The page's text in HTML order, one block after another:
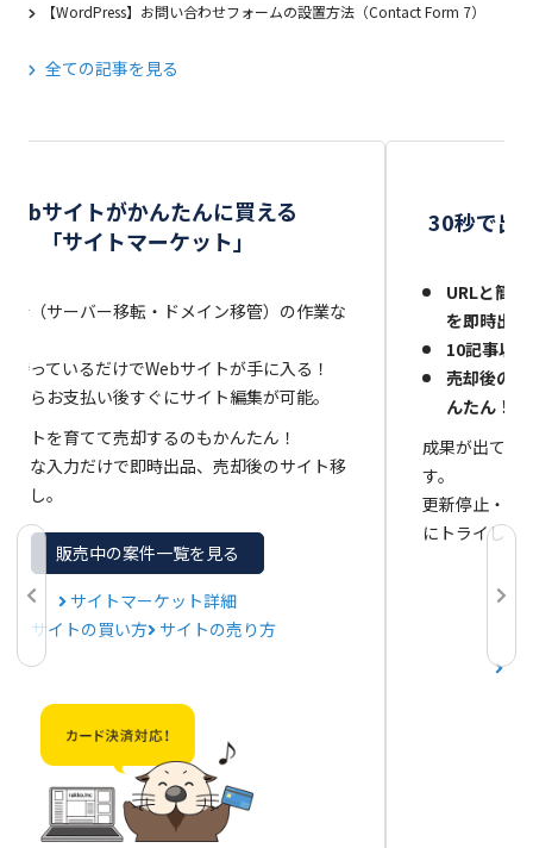
【WordPress】お問い合わせフォームの設置方法（Contact Form 7）
全ての記事を見る
サイトがかんたんに買える
「サイトマーケット」
行（サーバー移転・ドメイン移管）の作業な
待っているだけでWebサイトが手に入る！
ならお支払い後すぐにサイト編集が可能。
イトを育てて売却するのもかんたん！
単な入力だけで即時出品、売却後のサイト移
なし。
販売中の案件一覧を見る
サイトマーケット詳細
サイトの買い方 サイトの売り方
30秒で出
URLと簡
を即時出
10記事以
売却後の
んたん！
成果が出てい
す。
更新停止・閉
にトライして
サ